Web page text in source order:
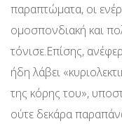
παραπτώματα, οι
ομοσπονδιακή και
τόνισε.Επίσης,
ήδη λάβει
της κόρης του»,
ούτε δεκάρα